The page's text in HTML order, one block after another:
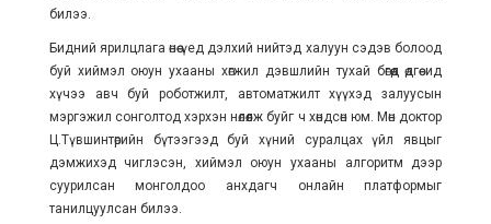
билээ.
Бидний ярилцлага өнөө үед дэлхий нийтэд халуун сэдэв болоод
буй хиймэл оюун ухааны хөгжил дэвшлийн тухай бөгөөд өдгөө ид
хүчээ авч буй роботжилт, автоматжилт хүүхэд залуусын
мэргэжил сонголтод хэрхэн нөлөөлж буйг ч хөндсөн юм. Мөн доктор
Ц.Түвшинтөрийн бүтээгээд буй хүний суралцах үйл явцыг
дэмжихэд чиглэсэн, хиймэл оюун ухааны алгоритм дээр
суурилсан монголдоо анхдагч онлайн платформыг
танилцуулсан билээ.